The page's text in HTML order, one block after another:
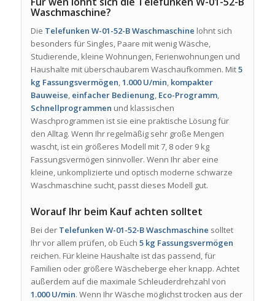
Waschmaschine?
Die Telefunken W-01-52-B Waschmaschine lohnt sich
besonders für Singles, Paare mit wenig Wäsche,
Studierende, kleine Wohnungen, Ferienwohnungen und
Haushalte mit überschaubarem Waschaufkommen. Mit5
kg Fassungsvermögen,1.000 U/min, kompakter
Bauweise, einfacher Bedienung, Eco-Programm,
Schnellprogrammen und klassischen
Waschprogrammen ist sie eine praktische Lösung für
den Alltag. Wenn Ihr regelmäßig sehr große Mengen
wascht, ist ein größeres Modell mit 7, 8 oder 9 kg
Fassungsvermögen sinnvoller. Wenn Ihr aber eine
kleine, unkomplizierte und optisch moderne schwarze
Waschmaschine sucht, passt dieses Modell gut.
Worauf Ihr beim Kauf achten solltet
Bei der Telefunken W-01-52-B Waschmaschine solltet
Ihr vor allem prüfen, ob Euch 5 kg Fassungsvermögen
reichen. Für kleine Haushalte ist das passend, für
Familien oder größere Wäscheberge eher knapp. Achtet
außerdem auf die maximale Schleuderdrehzahl von
1.000 U/min. Wenn Ihr Wäsche möglichst trocken aus der